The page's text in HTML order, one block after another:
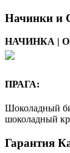
Начинки и
НАЧИНКА |
ПРАГА:
Шоколадный
шоколадный
Гарантия